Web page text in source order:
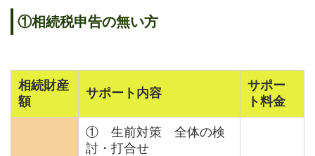
①相続税申告の無い方
相続財産
額
サポート内容
サポー
ト料金
① 生前対策 全体の検
討・打合せ